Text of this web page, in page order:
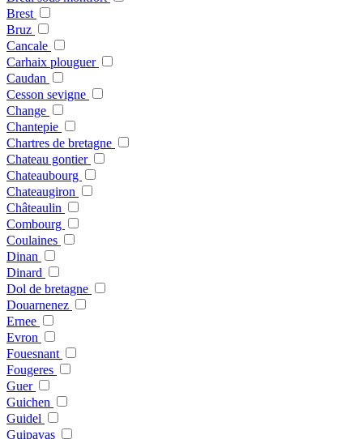
Brest
Bruz
Cancale
Carhaix plouguer
Caudan
Cesson sevigne
Change
Chantepie
Chartres de bretagne
Chateau gontier
Chateaubourg
Chateaugiron
Châteaulin
Combourg
Coulaines
Dinan
Dinard
Dol de bretagne
Douarnenez
Ernee
Evron
Fouesnant
Fougeres
Guer
Guichen
Guidel
Guipavas